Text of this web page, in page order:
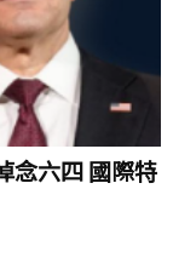
念六四 國際特